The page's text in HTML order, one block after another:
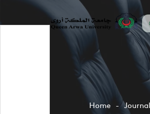
Home Journal